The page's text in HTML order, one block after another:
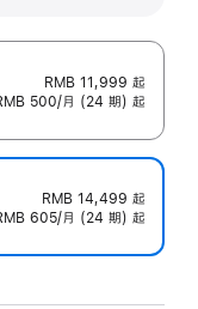
RMB 11,999 起
500/月 (24 期) 起
RMB 14,499 起
605/月 (24 期) 起